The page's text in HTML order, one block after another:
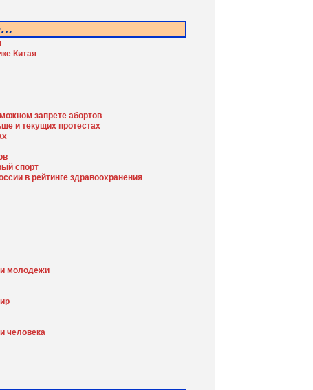
Китая
запрете абортов
и текущих протестах
спорт
в рейтинге здравоохранения
молодежи
человека